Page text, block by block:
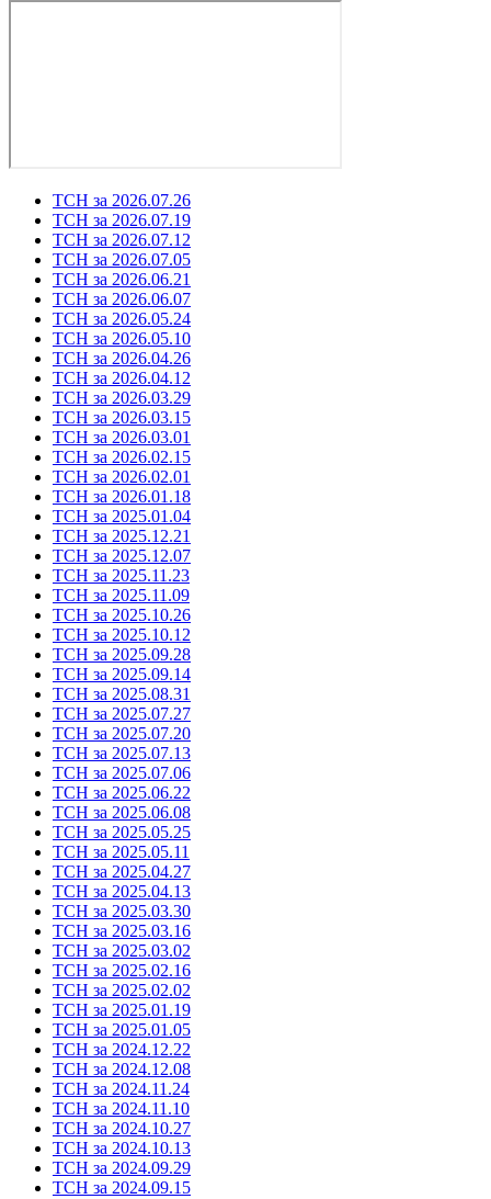
ТСН за 2026.07.26
ТСН за 2026.07.19
ТСН за 2026.07.12
ТСН за 2026.07.05
ТСН за 2026.06.21
ТСН за 2026.06.07
ТСН за 2026.05.24
ТСН за 2026.05.10
ТСН за 2026.04.26
ТСН за 2026.04.12
ТСН за 2026.03.29
ТСН за 2026.03.15
ТСН за 2026.03.01
ТСН за 2026.02.15
ТСН за 2026.02.01
ТСН за 2026.01.18
ТСН за 2025.01.04
ТСН за 2025.12.21
ТСН за 2025.12.07
ТСН за 2025.11.23
ТСН за 2025.11.09
ТСН за 2025.10.26
ТСН за 2025.10.12
ТСН за 2025.09.28
ТСН за 2025.09.14
ТСН за 2025.08.31
ТСН за 2025.07.27
ТСН за 2025.07.20
ТСН за 2025.07.13
ТСН за 2025.07.06
ТСН за 2025.06.22
ТСН за 2025.06.08
ТСН за 2025.05.25
ТСН за 2025.05.11
ТСН за 2025.04.27
ТСН за 2025.04.13
ТСН за 2025.03.30
ТСН за 2025.03.16
ТСН за 2025.03.02
ТСН за 2025.02.16
ТСН за 2025.02.02
ТСН за 2025.01.19
ТСН за 2025.01.05
ТСН за 2024.12.22
ТСН за 2024.12.08
ТСН за 2024.11.24
ТСН за 2024.11.10
ТСН за 2024.10.27
ТСН за 2024.10.13
ТСН за 2024.09.29
ТСН за 2024.09.15